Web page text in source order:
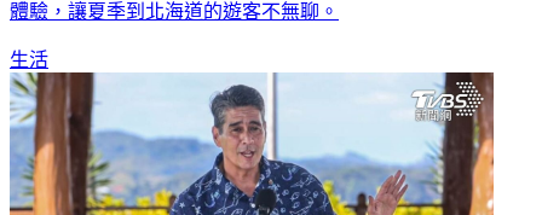
體驗，讓夏季到北海道的遊客不無聊。
生活